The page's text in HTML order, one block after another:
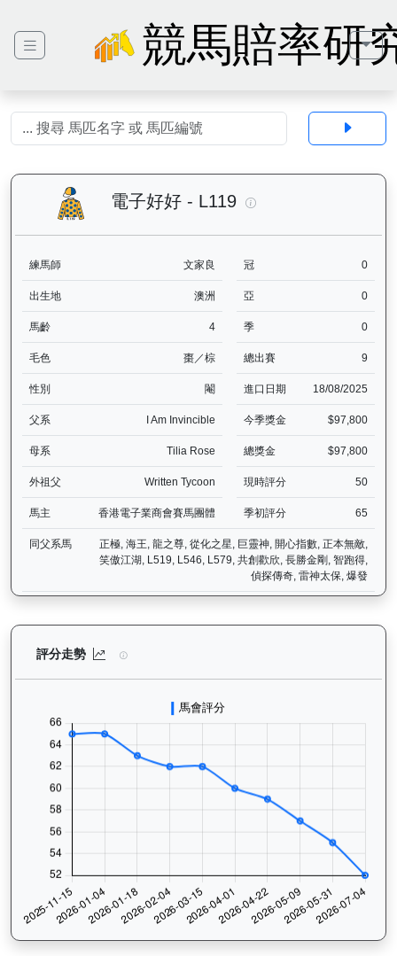
競馬賠率研
電子好好 - L119
練馬師 文家良 冠 0
出生地 澳洲 亞 0
馬齡 4 季 0
毛色 棗／棕 總出賽 9
性別 閹 進口日期 18/08/2025
父系 I Am Invincible 今季獎金 $97,800
母系 Tilia Rose 總獎金 $97,800
外祖父 Written Tycoon 現時評分 50
馬主 香港電子業商會賽馬團體 季初評分 65
同父系馬
正極, 海王, 龍之尊, 從化之星, 巨靈神, 開心指數, 正本無敵,
笑傲江湖, L519, L546, L579, 共創歡欣, 長勝金剛, 智跑得,
偵探傳奇, 雷神太保, 爆發
評分走勢 電子好好（L119）— 評分走勢圖表：追蹤香港